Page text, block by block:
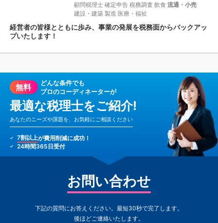
顧問税理士 確定申告 税務調査 飲食 流通・小売
建設・建築 製造 医療・福祉
経営者の皆様とともに歩み、事業の発展を税務面からバックアッ
プいたします！
無料
どんな条件でも
プロのコーディネーターが
最適な税理士をご紹介!
あなたのニーズや課題を、お気軽にご相談ください
7割以上が費用削減に成功！
24時間365日受付
お問い合わせ
下記の質問にお答えください。最短30秒で完了します。
後ほどご連絡いたします。